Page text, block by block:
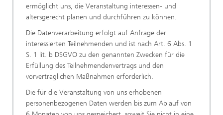
ermöglicht uns, die Veranstaltung interessen- und
altersgerecht planen und durchführen zu können.
Die Datenverarbeitung erfolgt auf Anfrage der
interessierten Teilnehmenden und ist nach Art. 6 Abs. 1
S. 1 lit. b DSGVO zu den genannten Zwecken für die
Erfüllung des Teilnehmendenvertrags und den
vorvertraglichen Maßnahmen erforderlich.
Die für die Veranstaltung von uns erhobenen
personenbezogenen Daten werden bis zum Ablauf von